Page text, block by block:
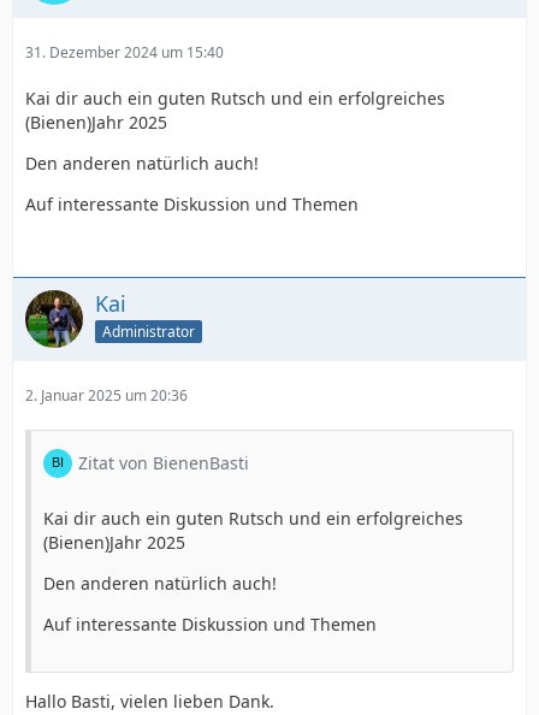
31. Dezember 2024 um 15:40
Kai dir auch ein guten Rutsch und ein erfolgreiches
(Bienen)Jahr 2025
Den anderen natürlich auch!
Auf interessante Diskussion und Themen
Kai
Administrator
2. Januar 2025 um 20:36
Zitat von BienenBasti
Kai dir auch ein guten Rutsch und ein erfolgreiches
(Bienen)Jahr 2025
Den anderen natürlich auch!
Auf interessante Diskussion und Themen
Hallo Basti, vielen lieben Dank.